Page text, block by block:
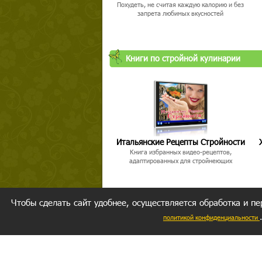
Похудеть, не считая каждую калорию и без
запрета любимых вкусностей
Книги по стройной кулинарии
Итальянские Рецепты Стройности
Книга избранных видео-рецептов,
адаптированных для стройнеющих
Чтобы сделать сайт удобнее, осуществляется обработка и
политикой конфиденциальности